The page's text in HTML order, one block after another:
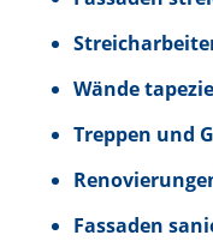
Wände
Treppen und
Fassaden